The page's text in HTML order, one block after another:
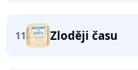
11 Zloději času